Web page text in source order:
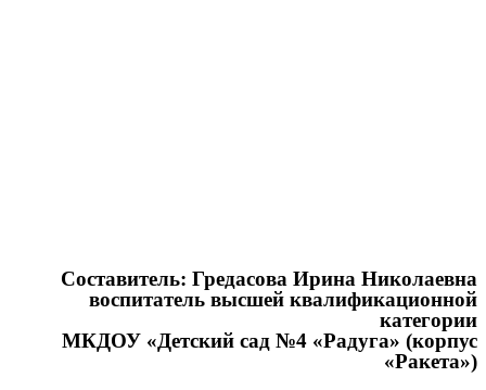
Составитель: Гредасова Ирина Николаевна
воспитатель высшей квалификационной
категории
МКДОУ «Детский сад №4 «Радуга» (корпус
«Ракета»)